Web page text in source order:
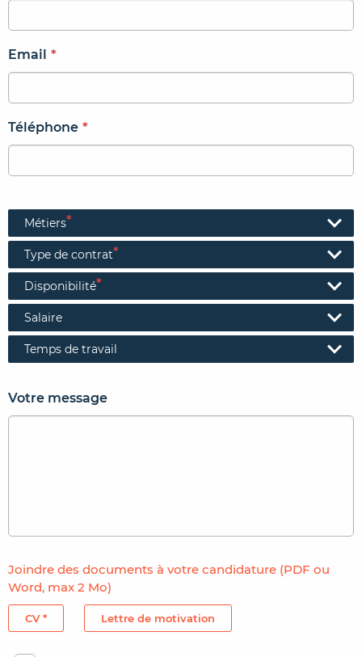
Email *
Téléphone *
Métiers*
Type de contrat*
Disponibilité*
Salaire
Temps de travail
Votre message
Joindre des documents à votre candidature (PDF ou
Word, max 2 Mo)
CV * Lettre de motivation